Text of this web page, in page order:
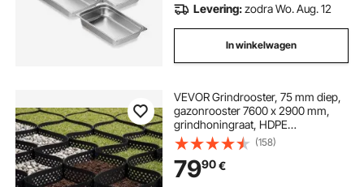
Levering:zodra Wo. Aug. 12
In winkelwagen
VEVOR Grindrooster, 75 mm diep,
gazonrooster 7600 x 2900 mm,
grindhoningraat, HDPE
honingraatrooster, doorlatend
geogrid voor opritstabilisatie, voor
tuin, terras, looppad,
camperparkeerplaats
(158)
7990€